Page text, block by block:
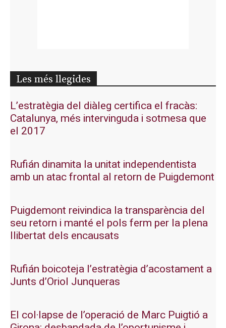
Les més llegides
L’estratègia del diàleg certifica el fracàs:
Catalunya, més intervinguda i sotmesa que
el 2017
Rufián dinamita la unitat independentista
amb un atac frontal al retorn de Puigdemont
Puigdemont reivindica la transparència del
seu retorn i manté el pols ferm per la plena
llibertat dels encausats
Rufián boicoteja l’estratègia d’acostament a
Junts d’Oriol Junqueras
El col·lapse de l’operació de Marc Puigtió a